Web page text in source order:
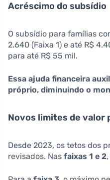
Acréscimo do subsídio
O subsídio para famílias
2.640 (Faixa 1) e até R$
para até R$ 55 mil.
Essa ajuda financeira
próprio, diminuindo o
Novos limites de valor
Desde 2023, os tetos dos
revisados. Nas faixas 1 e 2